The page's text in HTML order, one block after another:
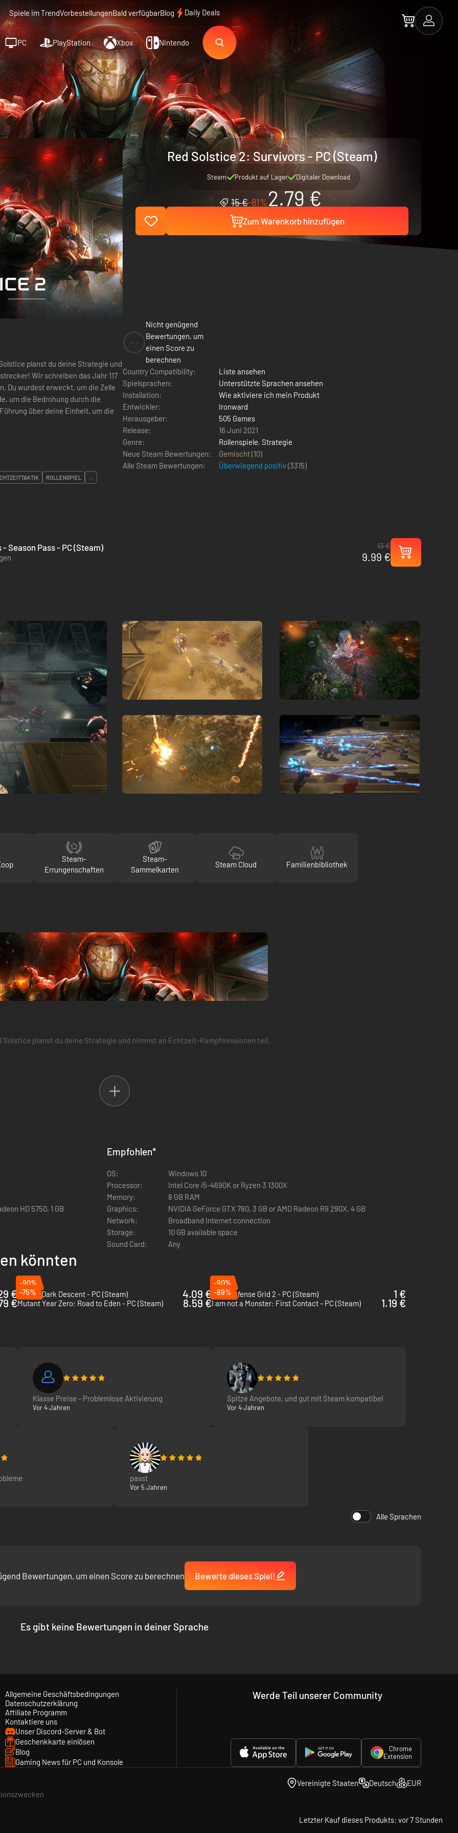
Spiele im TrendVorbestellungenBald verfügbarBlog Daily Deals
PC PlayStation Xbox Nintendo
Red Solstice 2: Survivors - PC (Steam)
Steam Produkt auf Lager Digitaler Download
15 €-81%2.79 €
Zum Warenkorb hinzufügen
planst du deine Strategie und
Du wurdest erweckt, um die Zelle
um die Bedrohung durch die
über deine Einheit, um die
Nicht genügend
Bewertungen, um
einen Score zu
berechnen
Country Compatibility:
Liste ansehen
Spielsprachen:
Unterstützte Sprachen ansehen
Installation:
Wie aktiviere ich mein Produkt
Entwickler:
Ironward
Herausgeber:
505 Games
Release:
16 Juni 2021
Genre:
Rollenspiele, Strategie
Neue Steam Bewertungen:
Gemischt(10)
Alle Steam Bewertungen:
Überwiegend positiv(3315)
ROLLENSPIEL ...
Season Pass - PC (Steam) 13 €
9.99 €
Steam-
Errungenschaften
Steam-
Sammelkarten
Steam Cloud Familienbibliothek
planst du deine Strategie und nimmst an Echtzeit-Kampfmissionen teil.
äußerst wichtige Mission. Du wurdest erweckt, um die Zelle anzuführen, eine geheime Spezialeinheit, die gebildet wurde, um
Übernimm die Führung über deine Einheit, um die Mutanten zu bekämpfen und ein Mittel gegen das Virus zu finden,
schnapp dir deine Ausrüstung, begib dich aufs Schlachtfeld und führe deine Einheit zum Sieg.
im Coop spielbar ist, kombiniert spannende und geradezu klaustrophobische Action mit sorgfältiger, strategischer
sucht.
Steuerung. Diese Art der Steuerung bietet viel Flexibilität und gleichzeitig mehr Kontrolle im Spiel. So können sich
Durchführung und Improvisation.
taktische Missionen mit dem stetigen Überlebenskampf gegen das STROL-Virus. Erkunde den gesamten Planeten in einer
nur ein Ziel – das Überleben der Menschheit.
Technologien und setze sie auf dem Schlachtfeld ein.
auf einem offenen Schlachtfeld, während du dich ständig anpasst und neue Pläne schmiedest.
als 20 Nebenmissionen mit unterschiedlichen Missionstypen (Erkundung, Stealth und Überleben).
jede ein einzigartiges Spielerlebnis bietet – Angreifer, Zerstörer, Schwerer Unterstützer, Scharfschütze, Sanitäter und
von anderen Spielern bei – oder lass sie deinen beitreten. Spielt gemeinsam und arbeitet an der Rettung des Planeten.
vernichte Schlachtfelder und dezimiere ganze Kolonien.
HD 5750, 1 GB
Empfohlen*
OS:
Windows 10
Processor:
Intel Core i5-4690K or Ryzen 3 1300X
Memory:
8 GB RAM
Graphics:
NVIDIA GeForce GTX 780, 3 GB or AMD Radeon R9 290X, 4 GB
Network:
Broadband Internet connection
Storage:
10 GB available space
Sound Card:
Any
könnten
€
-90%
Aliens: Dark Descent - PC (Steam)
4.09 €
-90%
DG2: Defense Grid 2 - PC (Steam)
1 €
€
-75%
Mutant Year Zero: Road to Eden - PC (Steam)
8.59 €
-89%
I am not a Monster: First Contact - PC (Steam)
1.19 €
Klasse Preise - Problemlose Aktivierung
Vor 4 Jahren
Spitze Angebote, und gut mit Steam kompatibel
Vor 4 Jahren
passt
Vor 5 Jahren
Alle Sprachen
Bewertungen, um einen Score zu berechnen Bewerte dieses Spiel!
Es gibt keine Bewertungen in deiner Sprache
Allgemeine Geschäftsbedingungen
Datenschutzerklärung
Affiliate Programm
Kontaktiere uns
Unser Discord-Server & Bot
Geschenkkarte einlösen
Blog
Gaming News für PC und Konsole
Werde Teil unserer Community
Chrome
Extension
Vereinigte Staaten Deutsch EUR
Letzter Kauf dieses Produkts: vor 7 Stunden